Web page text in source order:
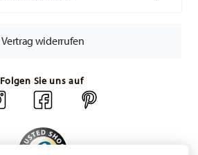
Vertrag widerrufen
Folgen Sie uns auf